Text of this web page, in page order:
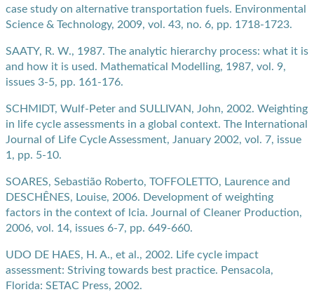
case study on alternative transportation fuels. Environmental
Science & Technology, 2009, vol. 43, no. 6, pp. 1718-1723.
SAATY, R. W., 1987. The analytic hierarchy process: what it is
and how it is used. Mathematical Modelling, 1987, vol. 9,
issues 3-5, pp. 161-176.
SCHMIDT, Wulf-Peter and SULLIVAN, John, 2002. Weighting
in life cycle assessments in a global context. The International
Journal of Life Cycle Assessment, January 2002, vol. 7, issue
1, pp. 5-10.
SOARES, Sebastião Roberto, TOFFOLETTO, Laurence and
DESCHÊNES, Louise, 2006. Development of weighting
factors in the context of lcia. Journal of Cleaner Production,
2006, vol. 14, issues 6-7, pp. 649-660.
UDO DE HAES, H. A., et al., 2002. Life cycle impact
assessment: Striving towards best practice. Pensacola,
Florida: SETAC Press, 2002.